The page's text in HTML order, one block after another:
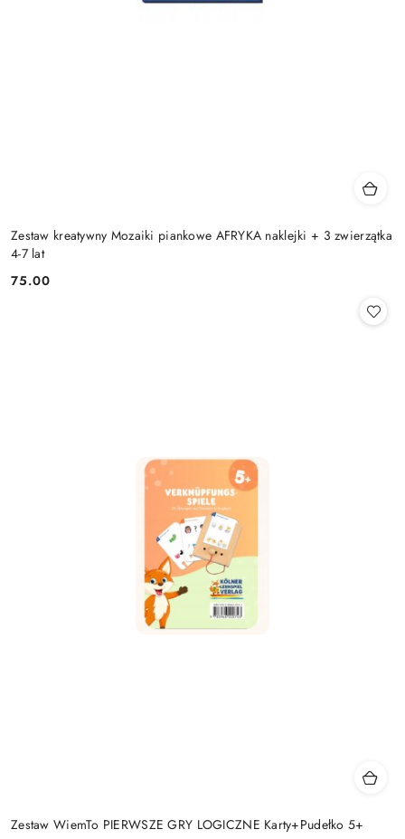
Zestaw kreatywny Mozaiki piankowe AFRYKA naklejki + 3 zwierzątka
4-7 lat
Cena:
75.00
Zestaw WiemTo PIERWSZE GRY LOGICZNE Karty+Pudełko 5+